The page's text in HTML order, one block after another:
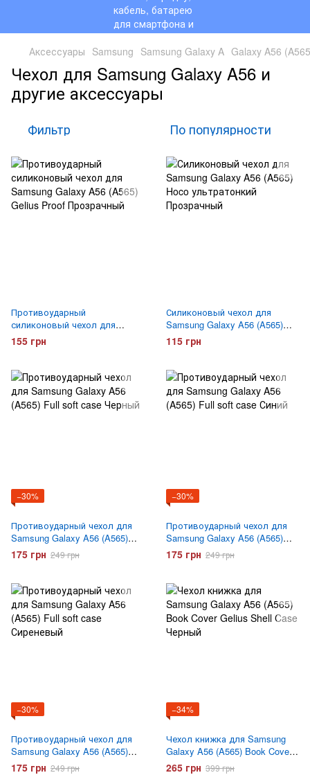
Аксессуары Samsung Samsung Galaxy A Galaxy A56
Чехол для Samsung Galaxy A56 и
другие аксессуары
Фильтр По популярности
Противоударный
силиконовый чехол для
Samsung Galaxy A56 (A565)
Gelius Proof Прозрачный
155 грн
Силиконовый чехол для
Samsung Galaxy A56 (A565)
Hoco ультратонкий
Прозрачный
115 грн
−30%
Противоударный чехол для
Samsung Galaxy A56 (A565)
Full soft case Черный
175 грн 249 грн
−30%
Противоударный чехол для
Samsung Galaxy A56 (A565)
Full soft case Синий
175 грн 249 грн
−30%
Противоударный чехол для
Samsung Galaxy A56 (A565)
Full soft case Сиреневый
175 грн 249 грн
−34%
Чехол книжка для Samsung
Galaxy A56 (A565) Book Cover
Gelius Shell Case Черный
265 грн 399 грн